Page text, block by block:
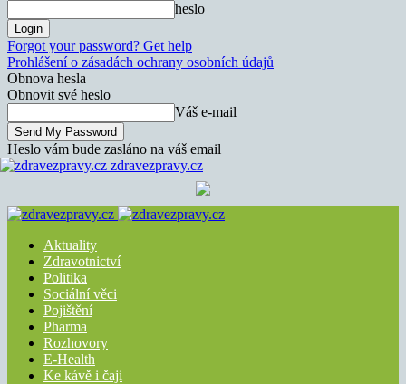
heslo
Forgot your password? Get help
Prohlášení o zásadách ochrany osobních údajů
Obnova hesla
Obnovit své heslo
Váš e-mail
Heslo vám bude zasláno na váš email
zdravezpravy.cz
Aktuality
Zdravotnictví
Politika
Sociální věci
Pojištění
Pharma
Rozhovory
E-Health
Ke kávě i čaji